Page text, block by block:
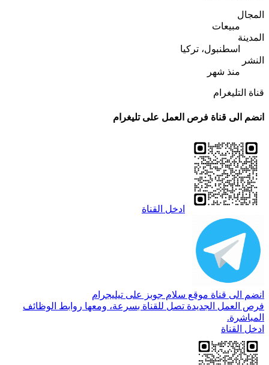
المجال
مبيعات
المدينة
اسطنبول، تركيا
النشر
منذ شهر
قناة التليغرام
انضم الى قناة فرص العمل على تليغرام
ادخل القناة
انضم الى قناة موقع سلام جوبز على تيليجرام
فرص العمل الجديدة تصل للقناة بسرعة، ومعها روابط الوظائف
المباشرة.
ادخل القناة